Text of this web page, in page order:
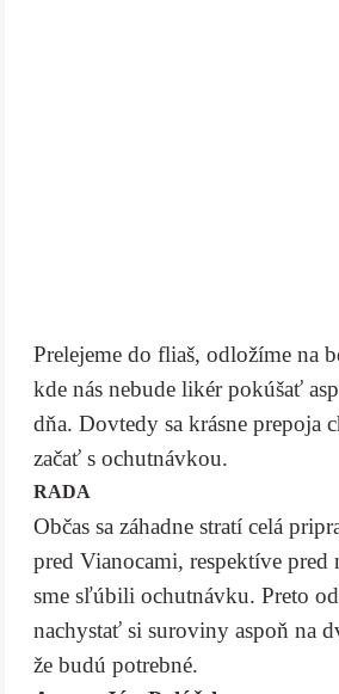
Prelejeme do fliaš, odložíme na
kde nás nebude likér pokúšať
dňa. Dovtedy sa krásne prepoja
začať s ochutnávkou.
RADA
Občas sa záhadne stratí celá
pred Vianocami, respektíve pred
sme sľúbili ochutnávku. Preto
nachystať si suroviny aspoň na
že budú potrebné.